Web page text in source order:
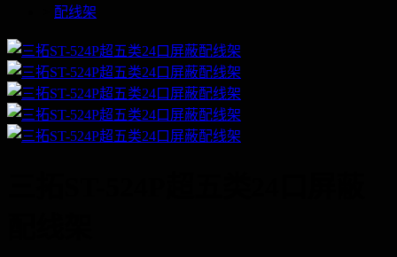
配线架